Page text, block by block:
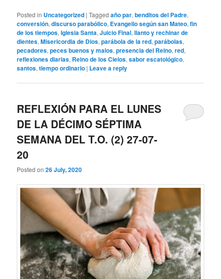
Posted in Uncategorized |Tagged año par,benditos del Padre,
conversión,discurso parabólico, Evangelio según san Mateo,fin
de los tiempos,Iglesia Santa,Juicio Final,llanto y rechinar de
dientes,Misericordia de Dios,parábola de la red,parábolas,
pecadores,peces buenos y malos,presencia del Reino,red,
reflexiones diarias, Reino de los Cielos,sabor escatológico,
santos,tiempo ordinario | Leave a reply
REFLEXIÓN PARA EL LUNES
DE LA DÉCIMO SÉPTIMA
SEMANA DEL T.O. (2) 27-07-
20
Posted on26 July, 2020